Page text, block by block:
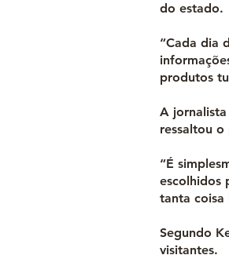
do estado.
“Cada dia
produtos
A
ressaltou
“É
escolhidos
tanta coisa
Segundo
visitantes.